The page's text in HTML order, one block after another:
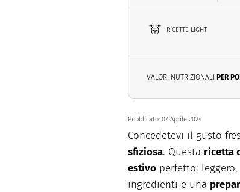
RICETTE LIGHT
VALORI NUTRIZIONALI PER
Pubblicato: 07 Aprile 2024
Concedetevi il gusto
sfiziosa. Questa ricetta
estivo perfetto:
ingredienti e una